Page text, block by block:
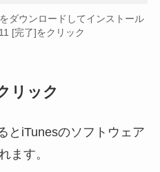
ダウンロードしてインストール
[完了]をクリック
リック
とiTunesのソフトウェア
ます。